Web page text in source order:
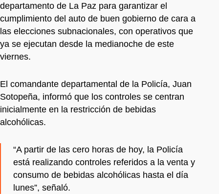
departamento de La Paz para garantizar el
cumplimiento del auto de buen gobierno de cara a
las elecciones subnacionales, con operativos que
ya se ejecutan desde la medianoche de este
viernes.
El comandante departamental de la Policía, Juan
Sotopeña, informó que los controles se centran
inicialmente en la restricción de bebidas
alcohólicas.
“A partir de las cero horas de hoy, la Policía
está realizando controles referidos a la venta y
consumo de bebidas alcohólicas hasta el día
lunes”, señaló.